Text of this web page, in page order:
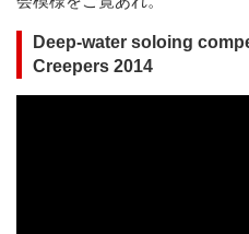
Deep-water soloing
Creepers 2014